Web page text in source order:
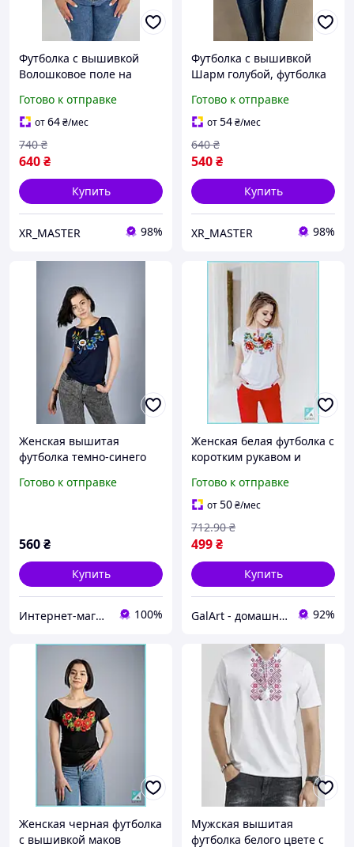
Футболка с вышивкой
Волошковое поле на
вышиванка,футболка
вышиванка,футболка с
вышиванкой
Готово к отправке
от64₴/мес
640₴
740 ₴
Купить
XR_MASTER 98%
Футболка с вышивкой
Шарм голубой, футболка
вышиванка,футболка с
вышиванкой,футболка
вышитая
Готово к отправке
от54₴/мес
540₴
640 ₴
Купить
XR_MASTER 98%
Женская вышитая
футболка темно-синего
орнаментом в
Готово к отправке
560₴
Купить
Интернет-магазин Family-tex 100%
Женская белая футболка с
коротким рукавом и
летняя вышитая сорочка
модель классика Гал1
Готово к отправке
от50₴/мес
499₴
712.90 ₴
Купить
GalArt - домашний уют 92%
Женская черная футболка
с вышивкой маков
Мужская вышитая
футболка белого цвете с